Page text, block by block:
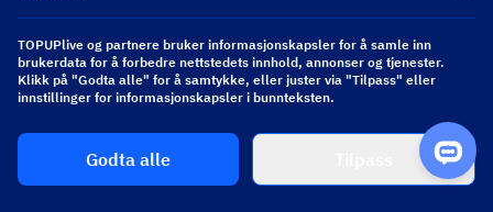
[email protected]
Følg oss
Copyright 2026 SEA WHALE TECHNOLOGY PTE.LTD. All Rights Reserved.
TOPUPlive og partnere bruker informasjonskapsler for å samle inn
brukerdata for å forbedre nettstedets innhold, annonser og tjenester.
Klikk på "Godta alle" for å samtykke, eller juster via "Tilpass" eller
innstillinger for informasjonskapsler i bunnteksten.
Godta alle